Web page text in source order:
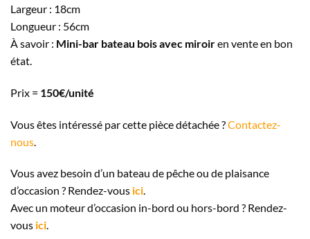
Largeur : 18cm
Longueur : 56cm
À savoir : Mini-bar bateau bois avec miroiren vente en bon
état.
Prix = 150€/unité
Vous êtes intéressé par cette pièce détachée ?Contactez-
nous
Vous avez besoin d’un bateau de pêche ou de plaisance
d’occasion ? Rendez-vous ici.
Avec un moteur d’occasion in-bord ou hors-bord ? Rendez-
vous ici.